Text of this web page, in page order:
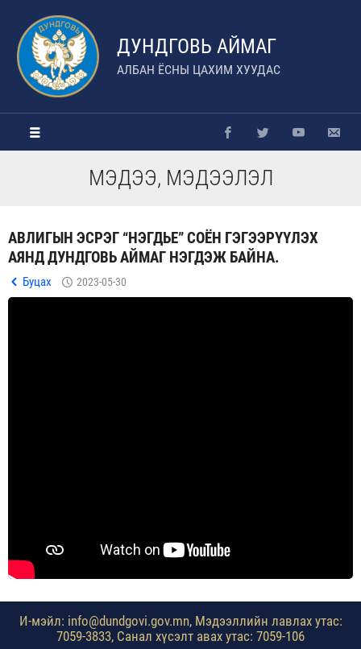
ДУНДГОВЬ АЙМАГ
АЛБАН ЁСНЫ ЦАХИМ ХУУДАС
МЭДЭЭ, МЭДЭЭЛЭЛ
АВЛИГЫН ЭСРЭГ “НЭГДЬЕ” СОЁН ГЭГЭЭРҮҮЛЭХ
АЯНД ДУНДГОВЬ АЙМАГ НЭГДЭЖ БАЙНА.
Буцах 2023-05-30
И-мэйл: info@dundgovi.gov.mn, Мэдээллийн лавлах утас:
7059-3833, Санал хүсэлт авах утас: 7059-106